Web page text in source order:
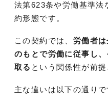
法第623条や労働基準法
約形態です。
この契約では、 労働者
のもとで労働に従事し
取る という関係性が前提
主な違いは以下の通りで